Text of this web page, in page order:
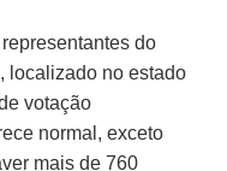
do
localizado no estado
votação
normal, exceto
mais de 760